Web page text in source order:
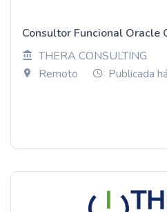
Consultor Funcional Oracle
THERA CONSULTING
Remoto
Publicada